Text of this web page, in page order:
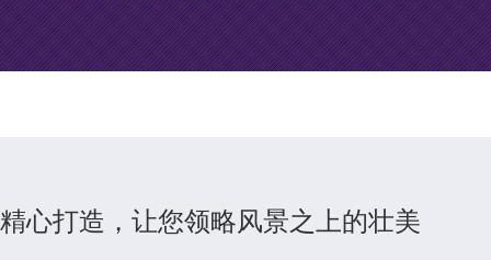
精心打造，让您领略风景之上的壮美